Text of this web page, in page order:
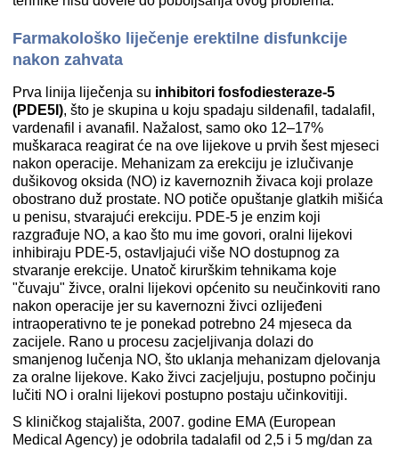
Farmakološko liječenje erektilne disfunkcije
nakon zahvata
Prva linija liječenja su inhibitori fosfodiesteraze-5
(PDE5I), što je skupina u koju spadaju sildenafil, tadalafil,
vardenafil i avanafil. Nažalost, samo oko 12–17%
muškaraca reagirat će na ove lijekove u prvih šest mjeseci
nakon operacije. Mehanizam za erekciju je izlučivanje
dušikovog oksida (NO) iz kavernoznih živaca koji prolaze
obostrano duž prostate. NO potiče opuštanje glatkih mišića
u penisu, stvarajući erekciju. PDE-5 je enzim koji
razgrađuje NO, a kao što mu ime govori, oralni lijekovi
inhibiraju PDE-5, ostavljajući više NO dostupnog za
stvaranje erekcije. Unatoč kirurškim tehnikama koje
"čuvaju" živce, oralni lijekovi općenito su neučinkoviti rano
nakon operacije jer su kavernozni živci ozlijeđeni
intraoperativno te je ponekad potrebno 24 mjeseca da
zacijele. Rano u procesu zacjeljivanja dolazi do
smanjenog lučenja NO, što uklanja mehanizam djelovanja
za oralne lijekove. Kako živci zacjeljuju, postupno počinju
lučiti NO i oralni lijekovi postupno postaju učinkovitiji.
S kliničkog stajališta, 2007. godine EMA (European
Medical Agency) je odobrila tadalafil od 2,5 i 5 mg/dan za